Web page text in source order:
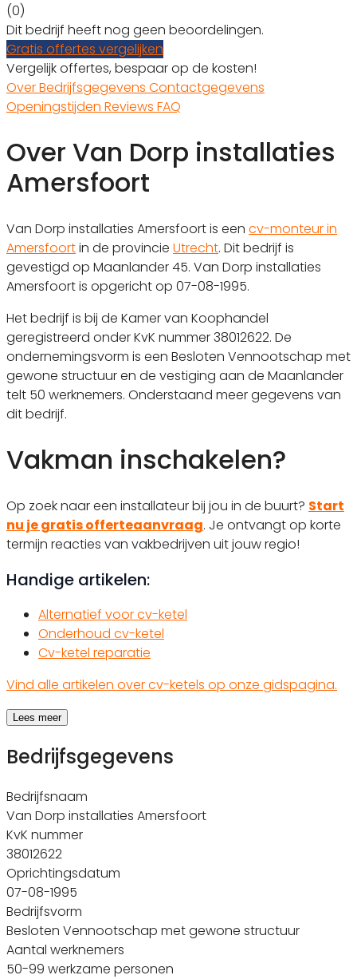
(0)
Dit bedrijf heeft nog geen beoordelingen.
Gratis offertes vergelijken
Vergelijk offertes, bespaar op de kosten!
OverBedrijfsgegevens Contactgegevens
Openingstijden Reviews FAQ
Over Van Dorp installaties
Amersfoort
Van Dorp installaties Amersfoort is een cv-monteur in
Amersfoortin de provincie Utrecht. Dit bedrijf is
gevestigd op Maanlander 45. Van Dorp installaties
Amersfoort is opgericht op 07-08-1995.
Het bedrijf is bij de Kamer van Koophandel
geregistreerd onder KvK nummer 38012622. De
ondernemingsvorm is een Besloten Vennootschap met
gewone structuur en de vestiging aan de Maanlander
telt 50 werknemers. Onderstaand meer gegevens van
dit bedrijf.
Vakman inschakelen?
Op zoek naar een installateur bij jou in de buurt? Start
nu je gratis offerteaanvraag. Je ontvangt op korte
termijn reacties van vakbedrijven uit jouw regio!
Handige artikelen:
Alternatief voor cv-ketel
Onderhoud cv-ketel
Cv-ketel reparatie
Vind alle artikelen over cv-ketels op onze gidspagina.
Lees meer
Bedrijfsgegevens
Bedrijfsnaam
Van Dorp installaties Amersfoort
KvK nummer
38012622
Oprichtingsdatum
07-08-1995
Bedrijfsvorm
Besloten Vennootschap met gewone structuur
Aantal werknemers
50-99 werkzame personen